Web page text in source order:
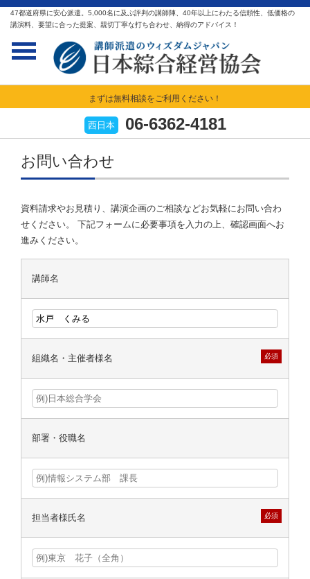
47都道府県に安心派遣。5,000名に及ぶ評判の講師陣、40年以上にわたる信頼性、低価格の
講演料、要望に合った提案、親切丁寧な打ち合わせ、納得のアドバイス！
まずは無料相談をご利用ください！
西日本 06-6362-4181
お問い合わせ
資料請求やお見積り、講演企画のご相談などお気軽にお問い合わ
せください。 下記フォームに必要事項を入力の上、確認画面へお
進みください。
講師名
組織名・主催者様名 必須
部署・役職名
担当者様氏名 必須